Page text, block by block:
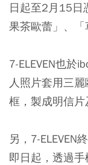
日起至2月15日
果茶歐蕾」、「
7-ELEVEN也於
人照片套用三
框，製成明信片
另，7-ELEVEN
即日起，透過手